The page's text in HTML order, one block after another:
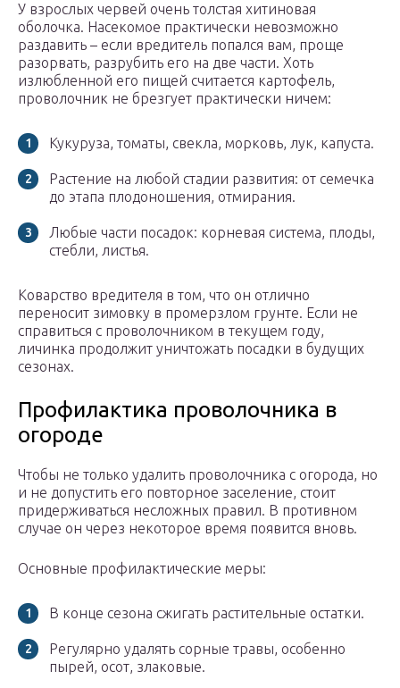
У взрослых червей очень толстая хитиновая
оболочка. Насекомое практически невозможно
раздавить – если вредитель попался вам, проще
разорвать, разрубить его на две части. Хоть
излюбленной его пищей считается картофель,
проволочник не брезгует практически ничем:
Кукуруза, томаты, свекла, морковь, лук, капуста.
Растение на любой стадии развития: от семечка
до этапа плодоношения, отмирания.
Любые части посадок: корневая система, плоды,
стебли, листья.
Коварство вредителя в том, что он отлично
переносит зимовку в промерзлом грунте. Если не
справиться с проволочником в текущем году,
личинка продолжит уничтожать посадки в будущих
сезонах.
Профилактика проволочника в
огороде
Чтобы не только удалить проволочника с огорода, но
и не допустить его повторное заселение, стоит
придерживаться несложных правил. В противном
случае он через некоторое время появится вновь.
Основные профилактические меры:
В конце сезона сжигать растительные остатки.
Регулярно удалять сорные травы, особенно
пырей, осот, злаковые.